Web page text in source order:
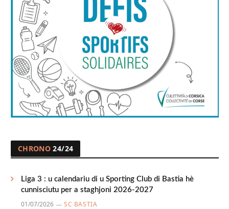
CHRONO 24/24
Liga 3 : u calendariu di u Sporting Club di Bastia hè
cunnisciutu per a staghjoni 2026-2027
01/07/2026 SC BASTIA